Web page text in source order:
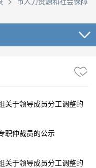
关于领导成员分工调整的
职仲裁员的公示
关于领导成员分工调整的